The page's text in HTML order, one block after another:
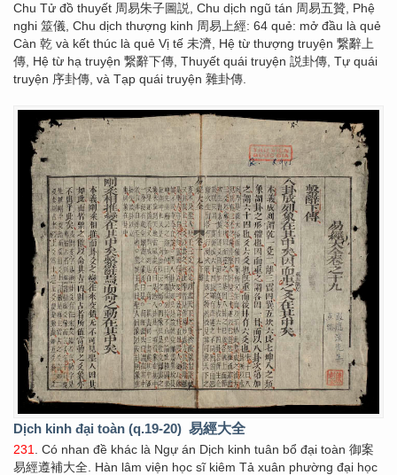
Chu Tử đồ thuyết 周易朱子圖説, Chu dịch ngũ tán 周易五贊, Phệ
nghi 筮儀, Chu dịch thượng kinh 周易上經: 64 quẻ: mở đầu là quẻ
Càn 乾 và kết thúc là quẻ Vị tế 未濟, Hệ từ thượng truyện 繋辭上
傳, Hệ từ hạ truyện 繋辭下傳, Thuyết quái truyện 説卦傳, Tự quái
truyện 序卦傳, và Tạp quái truyện 雜卦傳.
Dịch kinh đại toàn (q.19-20) 易經大全
231
. Có nhan đề khác là Ngự án Dịch kinh tuân bổ đại toàn 御案
易經遵補大全. Hàn lâm viện học sĩ kiêm Tả xuân phường đại học